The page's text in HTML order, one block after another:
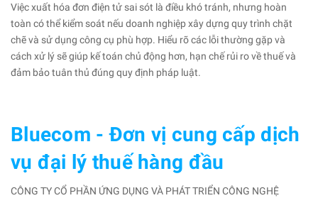
Việc xuất hóa đơn điện tử sai sót là điều khó tránh, nhưng hoàn
toàn có thể kiểm soát nếu doanh nghiệp xây dựng quy trình chặt
chẽ và sử dụng công cụ phù hợp. Hiểu rõ các lỗi thường gặp và
cách xử lý sẽ giúp kế toán chủ động hơn, hạn chế rủi ro về thuế và
đảm bảo tuân thủ đúng quy định pháp luật.
Bluecom - Đơn vị cung cấp dịch
vụ đại lý thuế hàng đầu
CÔNG TY CỔ PHẦN ỨNG DỤNG VÀ PHÁT TRIỂN CÔNG NGHỆ